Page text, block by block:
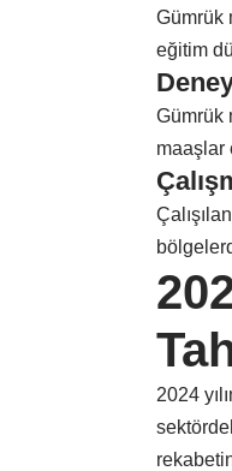
Gümrük
eğitim
Gümrük
maaşlar
2024